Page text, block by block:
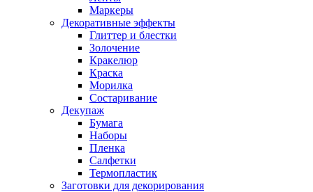
Маркеры
Декоративные эффекты
Глиттер и блестки
Золочение
Кракелюр
Краска
Морилка
Состаривание
Декупаж
Бумага
Наборы
Пленка
Салфетки
Термопластик
Заготовки для декорирования